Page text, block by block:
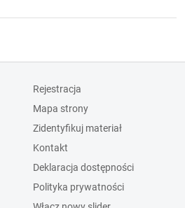
Rejestracja
Mapa strony
Zidentyfikuj materiał
Kontakt
Deklaracja dostępności
Polityka prywatności